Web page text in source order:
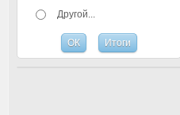
Другой...